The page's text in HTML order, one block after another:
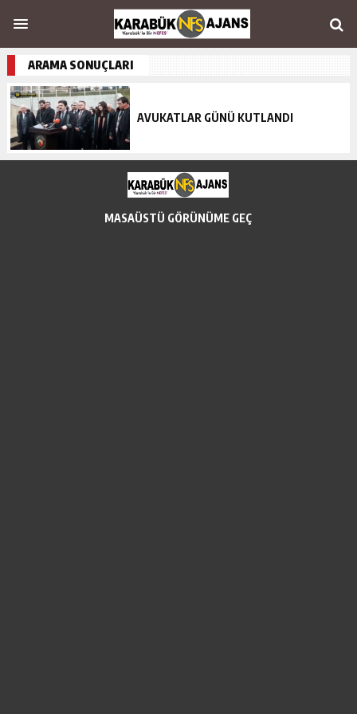
ARAMA SONUÇLARI
AVUKATLAR GÜNÜ KUTLANDI
MASAÜSTÜ GÖRÜNÜME GEÇ